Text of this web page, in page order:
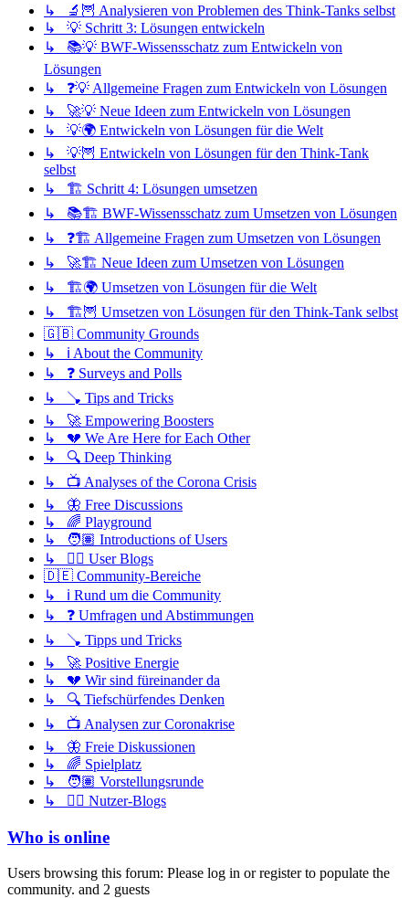
↳ 🔬🦉 Analysieren von Problemen des Think-Tanks selbst
↳ 💡 Schritt 3: Lösungen entwickeln
↳ 📚💡 BWF-Wissensschatz zum Entwickeln von
Lösungen
↳ ❓💡 Allgemeine Fragen zum Entwickeln von Lösungen
↳ 🚀💡 Neue Ideen zum Entwickeln von Lösungen
↳ 💡🌍 Entwickeln von Lösungen für die Welt
↳ 💡🦉 Entwickeln von Lösungen für den Think-Tank
selbst
↳ 🏗️ Schritt 4: Lösungen umsetzen
↳ 📚🏗️ BWF-Wissensschatz zum Umsetzen von Lösungen
↳ ❓🏗️ Allgemeine Fragen zum Umsetzen von Lösungen
↳ 🚀🏗️ Neue Ideen zum Umsetzen von Lösungen
↳ 🏗️🌍 Umsetzen von Lösungen für die Welt
↳ 🏗️🦉 Umsetzen von Lösungen für den Think-Tank selbst
🇬🇧 Community Grounds
↳ ℹ️ About the Community
↳ ❓ Surveys and Polls
↳ 🪠 Tips and Tricks
↳ 🚀 Empowering Boosters
↳ 💔 We Are Here for Each Other
↳ 🔍 Deep Thinking
↳ 📺 Analyses of the Corona Crisis
↳ 🦋 Free Discussions
↳ 🌈 Playground
↳ 🧑🏽 Introductions of Users
↳ ✍🏽 User Blogs
🇩🇪 Community-Bereiche
↳ ℹ️ Rund um die Community
↳ ❓ Umfragen und Abstimmungen
↳ 🪠 Tipps und Tricks
↳ 🚀 Positive Energie
↳ 💔 Wir sind füreinander da
↳ 🔍 Tiefschürfendes Denken
↳ 📺 Analysen zur Coronakrise
↳ 🦋 Freie Diskussionen
↳ 🌈 Spielplatz
↳ 🧑🏽 Vorstellungsrunde
↳ ✍🏽 Nutzer-Blogs
Who is online
Users browsing this forum: Please log in or register to populate the
community. and 2 guests